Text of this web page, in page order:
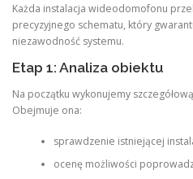
Każda instalacja wideodomofonu
precyzyjnego schematu, który
niezawodność systemu.
Etap 1: Analiza obiektu
Na początku wykonujemy
Obejmuje ona:
sprawdzenie istniejącej
ocenę możliwości